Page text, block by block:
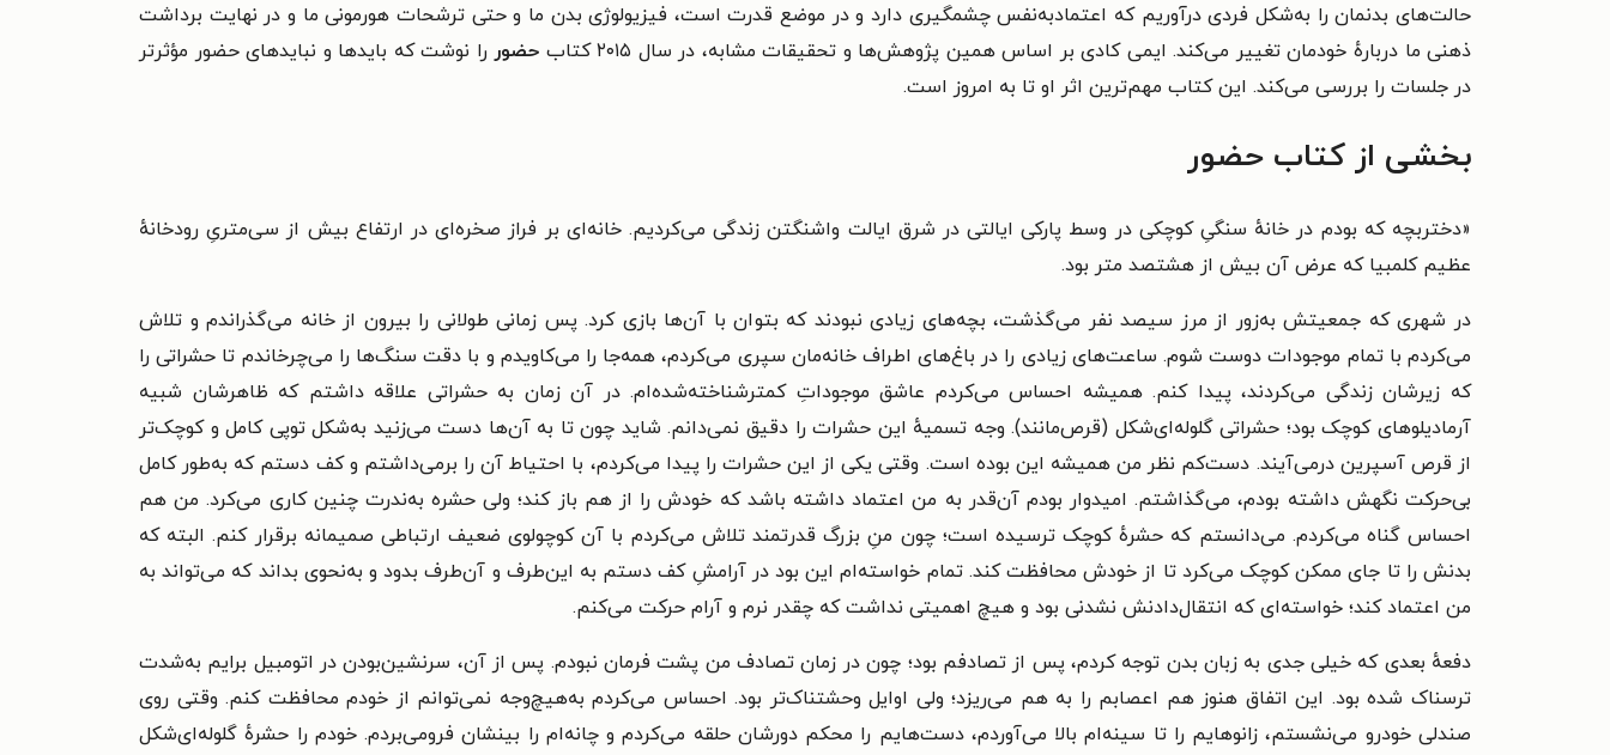
حالت‌های بدنمان را به‌شکل فردی درآوریم که اعتمادبه‌نفس چشمگیری دارد و در موضع قدرت است، فیزیولوژی بدن ما و حتی ترشحات هورمونی ما و در نهایت برداشت
ذهنی ما دربارهٔ خودمان تغییر می‌کند. ایمی کادی بر اساس همین پژوهش‌ها و تحقیقات مشابه، در سال ۲۰۱۵ کتاب
حضور را نوشت که بایدها و نبایدهای حضور مؤثرتر
در جلسات را بررسی می‌کند. این کتاب مهم‌ترین اثر او تا به امروز است.
بخشی از کتاب حضور
«دختربچه که بودم در خانهٔ سنگیِ کوچکی در وسط پارکی ایالتی در شرق ایالت واشنگتن زندگی می‌کردیم. خانه‌ای بر فراز صخره‌ای در ارتفاع بیش از سی‌متریِ رودخانهٔ
عظیم کلمبیا که عرض آن بیش از هشتصد متر بود.
در شهری که جمعیتش به‌زور از مرز سیصد نفر می‌گذشت، بچه‌های زیادی نبودند که بتوان با آن‌ها بازی کرد. پس زمانی طولانی را بیرون از خانه می‌گذراندم و تلاش
می‌کردم با تمام موجودات دوست شوم. ساعت‌های زیادی را در باغ‌های اطراف خانه‌مان سپری می‌کردم، همه‌جا را می‌کاویدم و با دقت سنگ‌ها را می‌چرخاندم تا حشراتی را
که زیرشان زندگی می‌کردند، پیدا کنم. همیشه احساس می‌کردم عاشق موجوداتِ کمترشناخته‌شده‌ام. در آن زمان به حشراتی علاقه داشتم که ظاهرشان شبیه
آرمادیلوهای کوچک بود؛ حشراتی گلوله‌ای‌شکل (قرص‌مانند). وجه تسمیهٔ این حشرات را دقیق نمی‌دانم. شاید چون تا به آن‌ها دست می‌زنید به‌شکل توپی کامل و کوچک‌تر
از قرص آسپرین درمی‌آیند. دست‌کم نظر من همیشه این بوده است. وقتی یکی از این حشرات را پیدا می‌کردم، با احتیاط آن را برمی‌داشتم و کف دستم که به‌طور کامل
بی‌حرکت نگهش داشته بودم، می‌گذاشتم. امیدوار بودم آن‌قدر به من اعتماد داشته باشد که خودش را از هم باز کند؛ ولی حشره به‌ندرت چنین کاری می‌کرد. من هم
احساس گناه می‌کردم. می‌دانستم که حشرهٔ کوچک ترسیده است؛ چون منِ بزرگ قدرتمند تلاش می‌کردم با آن کوچولوی ضعیف ارتباطی صمیمانه برقرار کنم. البته که
بدنش را تا جای ممکن کوچک می‌کرد تا از خودش محافظت کند. تمام خواسته‌ام این بود در آرامشِ کف دستم به این‌طرف و آن‌طرف بدود و به‌نحوی بداند که می‌تواند به
من اعتماد کند؛ خواسته‌ای که انتقال‌دادنش نشدنی بود و هیچ اهمیتی نداشت که چقدر نرم و آرام حرکت می‌کنم.
دفعهٔ بعدی که خیلی جدی به زبان بدن توجه کردم، پس از تصادفم بود؛ چون در زمان تصادف من پشت فرمان نبودم. پس از آن، سرنشین‌بودن در اتومبیل برایم به‌شدت
ترسناک شده بود. این اتفاق هنوز هم اعصابم را به هم می‌ریزد؛ ولی اوایل وحشتناک‌تر بود. احساس می‌کردم به‌هیچ‌وجه نمی‌توانم از خودم محافظت کنم. وقتی روی
صندلی خودرو می‌نشستم، زانوهایم را تا سینه‌ام بالا می‌آوردم، دست‌هایم را محکم دورشان حلقه می‌کردم و چانه‌ام را بینشان فرومی‌بردم. خودم را حشرهٔ گلوله‌ای‌شکل